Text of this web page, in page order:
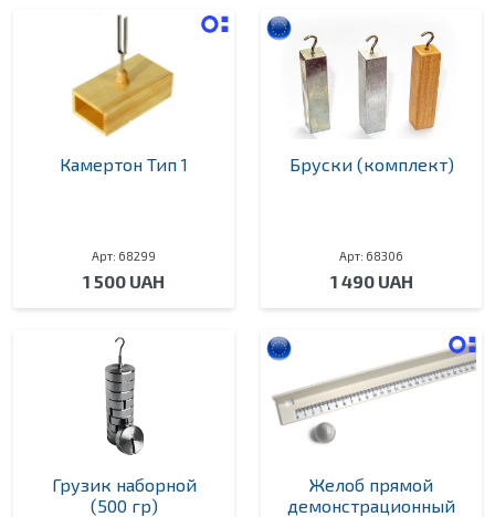
Камертон Тип 1
Арт: 68299
1 500 UAH
Бруски (комплект)
Арт: 68306
1 490 UAH
Грузик наборной
(500 гр)
Желоб прямой
демонстрационный